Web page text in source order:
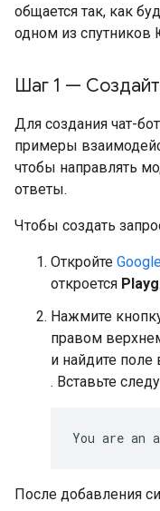
общается так, как
одном из спутников
Шаг 1 —
Для создания чат-
примеры
чтобы направлять
ответы.
Чтобы создать
Откройте
откроется
Нажмите
правом
и найдите поле
. Вставьте
После добавления